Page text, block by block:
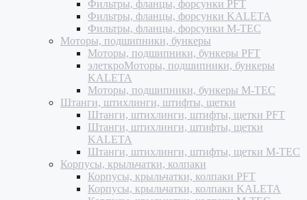
Фильтры, фланцы, форсунки PFT
Фильтры, фланцы, форсунки KALETA
Фильтры, фланцы, форсунки M-TEC
Моторы, подшипники, бункеры
Моторы, подшипники, бункеры PFT
элеткроМоторы, подшипники, бункеры
KALETA
Моторы, подшипники, бункеры M-TEC
Штанги, штихлинги, штифты, щетки
Штанги, штихлинги, штифты, щетки PFT
Штанги, штихлинги, штифты, щетки
KALETA
Штанги, штихлинги, штифты, щетки M-TEC
Корпусы, крыльчатки, колпаки
Корпусы, крыльчатки, колпаки PFT
Корпусы, крыльчатки, колпаки KALETA